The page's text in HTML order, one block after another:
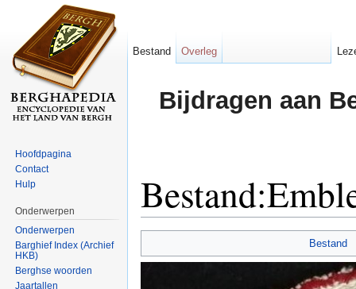
Bijdragen aan
Bestand
Bestand Overleg
Hoofdpagina
Contact
Hulp
Onderwerpen
Onderwerpen
Barghief Index (Archief
HKB)
Berghse woorden
Jaartallen